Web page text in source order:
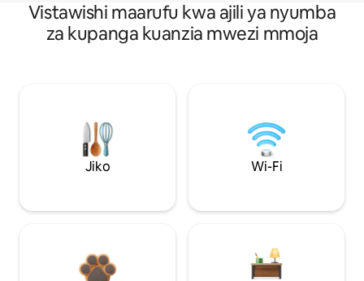
Vistawishi maarufu kwa ajili ya nyumba
za kupanga kuanzia mwezi mmoja
Jiko Wi-Fi